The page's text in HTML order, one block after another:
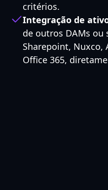
critérios.
Integração de
de outros DAMs ou
Sharepoint, Nuxco,
Office 365,